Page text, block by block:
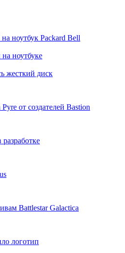
ноутбук Packard Bell
ноутбуке
жесткий диск
от создателей Bastion
Battlestar Galactica
логотип